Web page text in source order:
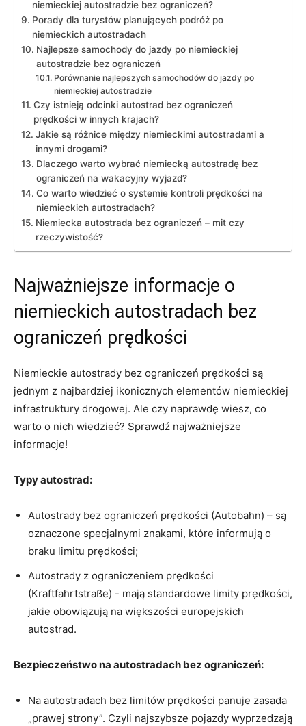
niemieckiej autostradzie bez ​ograniczeń?
Porady⁢ dla turystów planujących podróż po
niemieckich autostradach
Najlepsze samochody do jazdy po niemieckiej
autostradzie​ bez ograniczeń
Porównanie⁢ najlepszych ‌samochodów do jazdy po
niemieckiej autostradzie
Czy istnieją odcinki autostrad bez ograniczeń​
prędkości w innych krajach?
Jakie są różnice między ‌niemieckimi autostradami a
innymi drogami?
Dlaczego warto wybrać niemiecką autostradę bez​
ograniczeń na wakacyjny wyjazd?
Co warto wiedzieć ⁢o systemie‍ kontroli prędkości na
⁣niemieckich ‌autostradach?
Niemiecka autostrada bez ⁣ograniczeń – ‌mit czy
rzeczywistość?
Najważniejsze informacje o
niemieckich autostradach⁢ bez
ograniczeń prędkości
Niemieckie ⁢autostrady bez ograniczeń ⁤prędkości są
jednym ‌z najbardziej ikonicznych elementów niemieckiej
infrastruktury ‍drogowej. Ale czy naprawdę wiesz, co
‍warto⁤ o nich wiedzieć? Sprawdź najważniejsze⁣
informacje!
Typy autostrad:
Autostrady bez ograniczeń prędkości (Autobahn) – ‌są
oznaczone specjalnymi znakami, które informują o
braku limitu prędkości;
Autostrady ​z ograniczeniem ⁣prędkości
(Kraftfahrtstraße) -‌ mają standardowe limity prędkości,
jakie‍ obowiązują⁣ na większości europejskich
autostrad.
Bezpieczeństwo na autostradach bez ograniczeń:
Na⁤ autostradach bez limitów prędkości panuje‍ zasada
„prawej strony”.⁤ Czyli najszybsze ‌pojazdy wyprzedzają